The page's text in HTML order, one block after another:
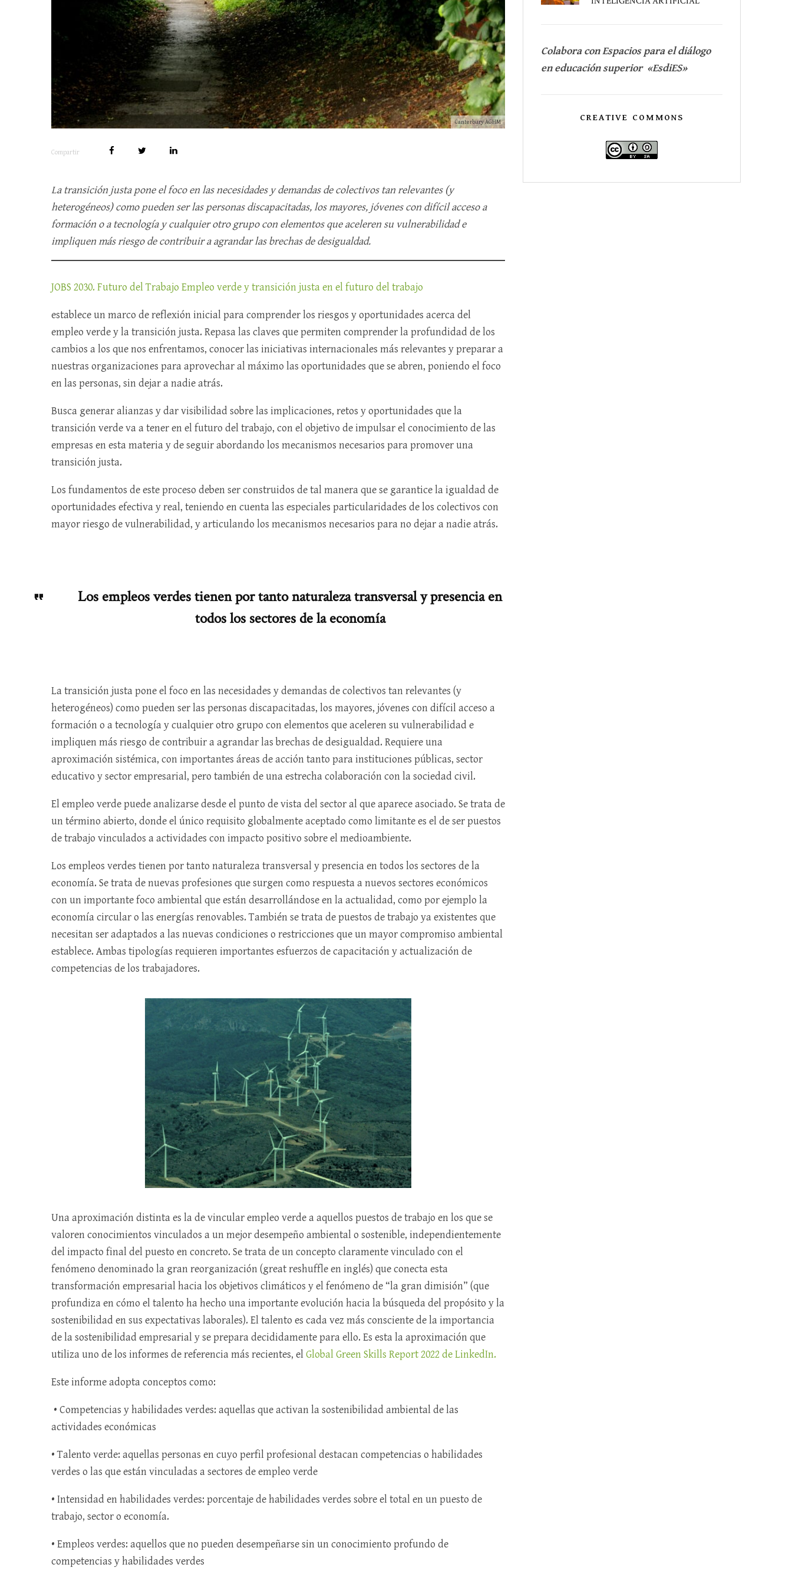
Canterbury AGHM
Compartir
La transición justa pone el foco en las necesidades y demandas de colectivos tan relevantes (y
heterogéneos) como pueden ser las personas discapacitadas, los mayores, jóvenes con difícil acceso a
formación o a tecnología y cualquier otro grupo con elementos que aceleren su vulnerabilidad e
impliquen más riesgo de contribuir a agrandar las brechas de desigualdad.
JOBS 2030. Futuro del Trabajo Empleo verde y transición justa en el futuro del trabajo
establece un marco de reflexión inicial para comprender los riesgos y oportunidades acerca del
empleo verde y la transición justa. Repasa las claves que permiten comprender la profundidad de los
cambios a los que nos enfrentamos, conocer las iniciativas internacionales más relevantes y preparar a
nuestras organizaciones para aprovechar al máximo las oportunidades que se abren, poniendo el foco
en las personas, sin dejar a nadie atrás.
Busca generar alianzas y dar visibilidad sobre las implicaciones, retos y oportunidades que la
transición verde va a tener en el futuro del trabajo, con el objetivo de impulsar el conocimiento de las
empresas en esta materia y de seguir abordando los mecanismos necesarios para promover una
transición justa.
Los fundamentos de este proceso deben ser construidos de tal manera que se garantice la igualdad de
oportunidades efectiva y real, teniendo en cuenta las especiales particularidades de los colectivos con
mayor riesgo de vulnerabilidad, y articulando los mecanismos necesarios para no dejar a nadie atrás.
Los empleos verdes tienen por tanto naturaleza transversal y presencia en
todos los sectores de la economía
La transición justa pone el foco en las necesidades y demandas de colectivos tan relevantes (y
heterogéneos) como pueden ser las personas discapacitadas, los mayores, jóvenes con difícil acceso a
formación o a tecnología y cualquier otro grupo con elementos que aceleren su vulnerabilidad e
impliquen más riesgo de contribuir a agrandar las brechas de desigualdad. Requiere una
aproximación sistémica, con importantes áreas de acción tanto para instituciones públicas, sector
educativo y sector empresarial, pero también de una estrecha colaboración con la sociedad civil.
El empleo verde puede analizarse desde el punto de vista del sector al que aparece asociado. Se trata de
un término abierto, donde el único requisito globalmente aceptado como limitante es el de ser puestos
de trabajo vinculados a actividades con impacto positivo sobre el medioambiente.
Los empleos verdes tienen por tanto naturaleza transversal y presencia en todos los sectores de la
economía. Se trata de nuevas profesiones que surgen como respuesta a nuevos sectores económicos
con un importante foco ambiental que están desarrollándose en la actualidad, como por ejemplo la
economía circular o las energías renovables. También se trata de puestos de trabajo ya existentes que
necesitan ser adaptados a las nuevas condiciones o restricciones que un mayor compromiso ambiental
establece. Ambas tipologías requieren importantes esfuerzos de capacitación y actualización de
competencias de los trabajadores.
Una aproximación distinta es la de vincular empleo verde a aquellos puestos de trabajo en los que se
valoren conocimientos vinculados a un mejor desempeño ambiental o sostenible, independientemente
del impacto final del puesto en concreto. Se trata de un concepto claramente vinculado con el
fenómeno denominado la gran reorganización (great reshuffle en inglés) que conecta esta
transformación empresarial hacia los objetivos climáticos y el fenómeno de “la gran dimisión” (que
profundiza en cómo el talento ha hecho una importante evolución hacia la búsqueda del propósito y la
sostenibilidad en sus expectativas laborales). El talento es cada vez más consciente de la importancia
de la sostenibilidad empresarial y se prepara decididamente para ello. Es esta la aproximación que
utiliza uno de los informes de referencia más recientes, elGlobal Green Skills Report 2022 de LinkedIn.
Este informe adopta conceptos como:
• Competencias y habilidades verdes: aquellas que activan la sostenibilidad ambiental de las
actividades económicas
• Talento verde: aquellas personas en cuyo perfil profesional destacan competencias o habilidades
verdes o las que están vinculadas a sectores de empleo verde
• Intensidad en habilidades verdes: porcentaje de habilidades verdes sobre el total en un puesto de
trabajo, sector o economía.
• Empleos verdes: aquellos que no pueden desempeñarse sin un conocimiento profundo de
competencias y habilidades verdes
Colabora con Espacios para el diálogo
en educación superior «EsdiES»
CREATIVE COMMONS